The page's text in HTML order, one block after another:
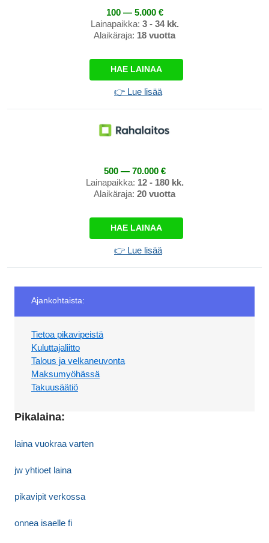
100 — 5.000 €
Lainapaikka: 3 - 34 kk.
Alaikäraja: 18 vuotta
HAE LAINAA
👉 Lue lisää
500 — 70.000 €
Lainapaikka: 12 - 180 kk.
Alaikäraja: 20 vuotta
HAE LAINAA
👉 Lue lisää
Ajankohtaista:
Tietoa pikavipeistä
Kuluttajaliitto
Talous ja velkaneuvonta
Maksumyöhässä
Takuusäätiö
Pikalaina:
laina vuokraa varten
jw yhtioet laina
pikavipit verkossa
onnea isaelle fi